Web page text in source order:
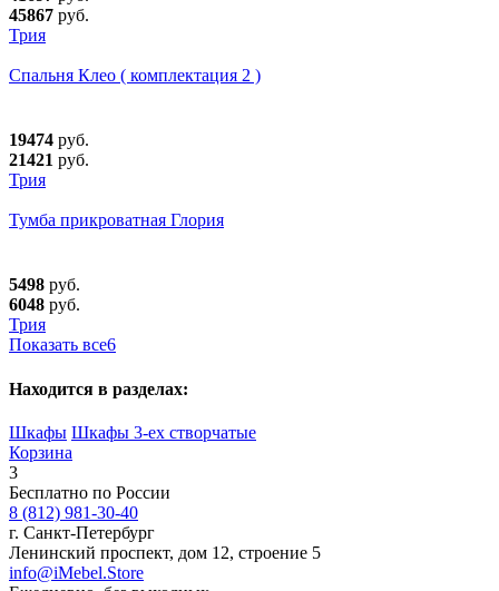
45867 руб.
Трия
Спальня Клео ( комплектация 2 )
19474 руб.
21421 руб.
Трия
Тумба прикроватная Глория
5498 руб.
6048 руб.
Трия
Показать все6
Находится в разделах:
Шкафы Шкафы 3-ех створчатые
Корзина
3
Бесплатно по России
8 (812) 981-30-40
г. Санкт-Петербург
Ленинский проспект, дом 12, строение 5
info@iMebel.Store